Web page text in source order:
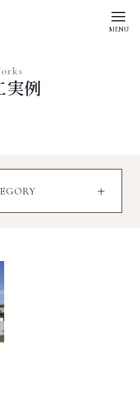
MENU
実例